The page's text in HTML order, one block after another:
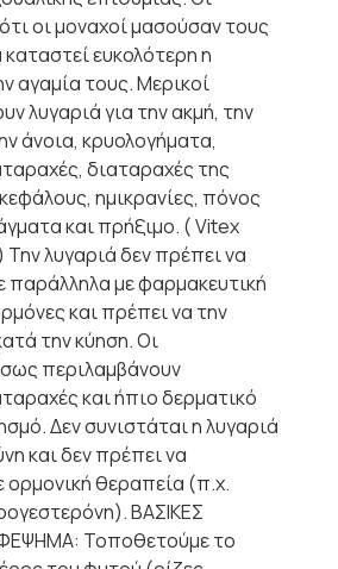
οι μοναχοί μασούσαν τους
ευκολότερη η
αγαμία τους. Μερικοί
λυγαριά για την ακμή, την
άνοια, κρυολογήματα,
διαταραχές της
ημικρανίες, πόνος
και πρήξιμο. ( Vitex
λυγαριά δεν πρέπει να
παράλληλα με φαρμακευτική
και πρέπει να την
την κύηση. Οι
περιλαμβάνουν
και ήπιο δερματικό
Δεν συνιστάται η λυγαριά
και δεν πρέπει να
ορμονική θεραπεία (π.χ.
ΒΑΣΙΚΕΣ
Τοποθετούμε το